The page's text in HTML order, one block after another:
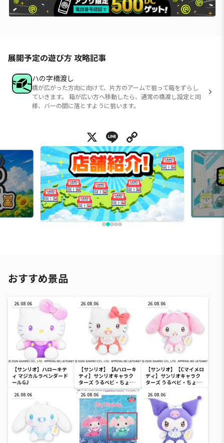
展開予定の遊び方 攻略記事
ハの字橋渡し
橋が広がった方向に向けて、片方のアームで狙って箱をずらし
ていきます。 箱が広い方へ移動したら、通常の橋渡し設定と同
様、バーの間に落とすように狙います。
X Line
おすすめ景品
26.08.06
【サンリオ】ハローキテ
ィ マジカルラベンダード
ールGJ
26.08.06
【サンリオ】【Aハローキ
ティ】サンリオキャラク
ターズ うるベビ・ちょい
デカドール
26.08.06
【サンリオ】【Cマイメロ
ディ】サンリオキャラク
ターズ うるベビ・ちょい
26.08.06 26.08.06 26.08.06